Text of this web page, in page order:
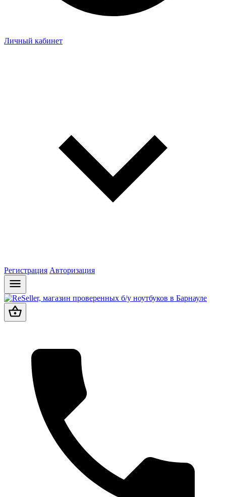
Личный кабинет
Регистрация Авторизация